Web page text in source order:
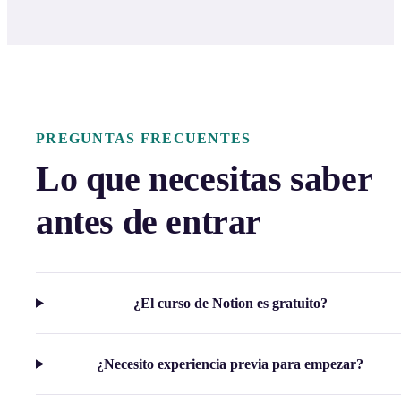
PREGUNTAS FRECUENTES
Lo que necesitas saber
antes de entrar
¿El curso de Notion es gratuito?
¿Necesito experiencia previa para empezar?